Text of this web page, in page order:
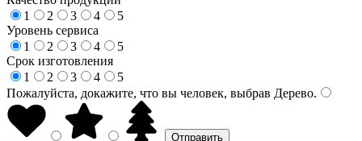
1
2 3 4
5
Уровень сервиса
1
2 3 4
5
Срок изготовления
1
2 3 4
5
Пожалуйста, докажите, что вы человек, выбрав Дерево.